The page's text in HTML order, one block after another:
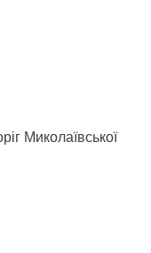
Миколаївської